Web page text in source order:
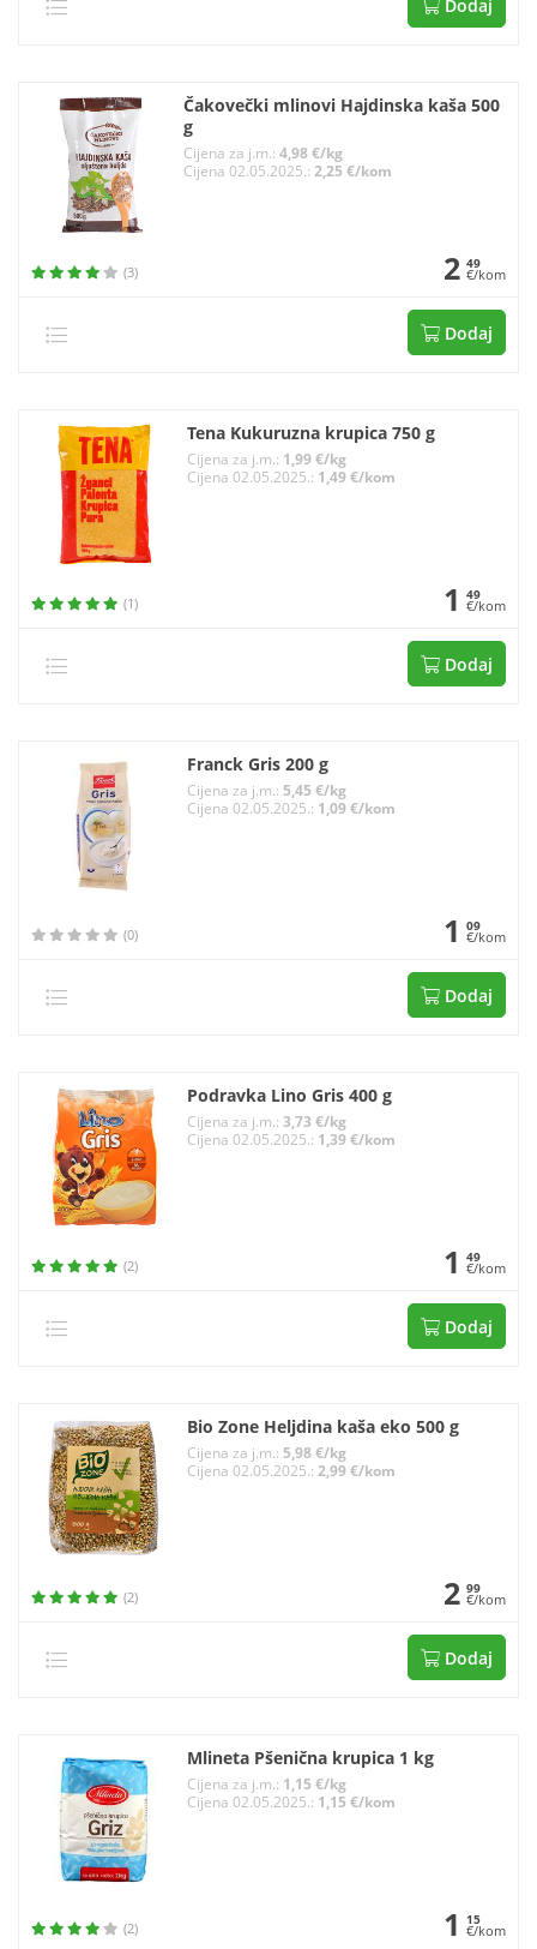
Dodaj
Čakovečki mlinovi Hajdinska kaša 500
g
Cijena za j.m.: 4,98 €/kg
Cijena 02.05.2025.: 2,25 €/kom
(3) 2 49
€/kom
Dodaj
Tena Kukuruzna krupica 750 g
Cijena za j.m.: 1,99 €/kg
Cijena 02.05.2025.: 1,49 €/kom
(1) 1 49
€/kom
Dodaj
Franck Gris 200 g
Cijena za j.m.: 5,45 €/kg
Cijena 02.05.2025.: 1,09 €/kom
(0) 1 09
€/kom
Dodaj
Podravka Lino Gris 400 g
Cijena za j.m.: 3,73 €/kg
Cijena 02.05.2025.: 1,39 €/kom
(2) 1 49
€/kom
Dodaj
Bio Zone Heljdina kaša eko 500 g
Cijena za j.m.: 5,98 €/kg
Cijena 02.05.2025.: 2,99 €/kom
(2) 2 99
€/kom
Dodaj
Mlineta Pšenična krupica 1 kg
Cijena za j.m.: 1,15 €/kg
Cijena 02.05.2025.: 1,15 €/kom
(2) 1 15
€/kom